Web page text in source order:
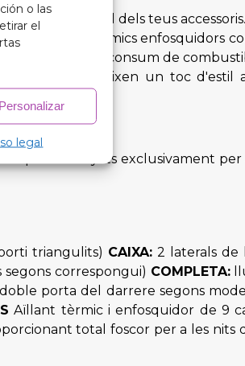
o las
el
Personalizar
legal
la vida útil dels teus accessoris.
aïllants tèrmics enfosquidors
en un menor consum de
afegeixen un toc d'estil
dissenyats exclusivament
triangulits) CAIXA: 2 laterals de
correspongui) COMPLETA:
porta del darrere segons
Aïllant tèrmic i enfosquidor de 9
total foscor per a les nits